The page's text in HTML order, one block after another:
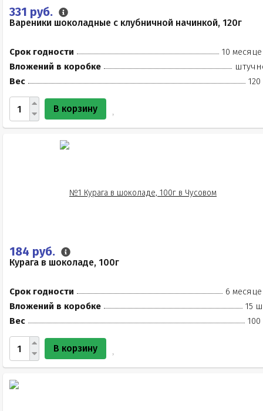
331 руб.
Вареники шоколадные с клубничной начинкой, 120г
Срок годности
10
Вложений в коробке
Вес
120
В корзину
184 руб.
Курага в шоколаде, 100г
Срок годности
6
Вложений в коробке
15
Вес
100
В корзину